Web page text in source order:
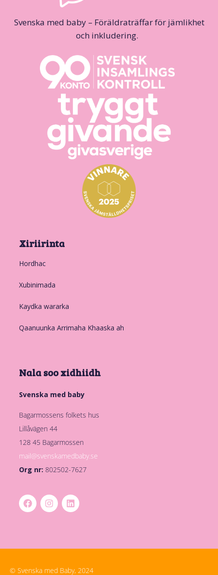
Svenska med baby – Föräldraträffar för jämlikhet
och inkludering.
Xiriirinta
Hordhac
Xubinimada
Kaydka wararka
Qaanuunka Arrimaha Khaaska ah
Nala soo xidhiidh
Svenska med baby
Bagarmossens folkets hus
Lillåvägen 44
128 45 Bagarmossen
mail@svenskamedbaby.se
Org nr: 802502-7627
© Svenska med Baby, 2024